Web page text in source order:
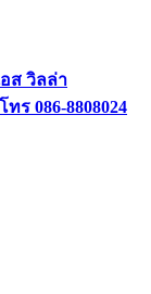
ส วิลล่า
ร 086-8808024